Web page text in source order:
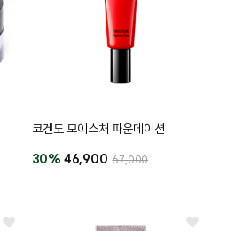
코겐도 모이스처 파운데이션
30% 46,900 67,000